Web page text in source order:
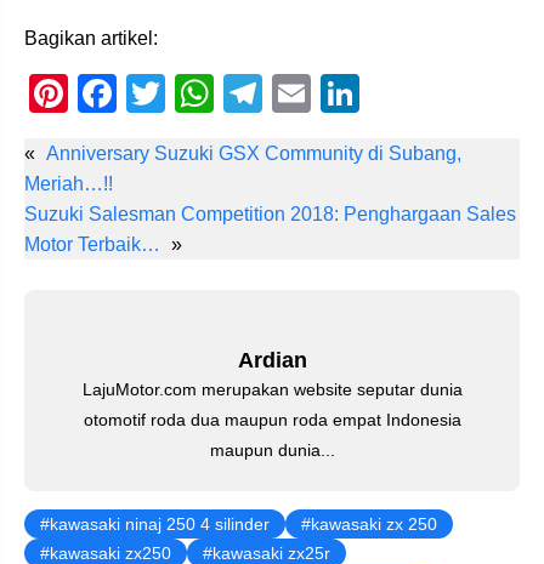
Bagikan artikel:
Pi
er
e
st
F
c
e
b
T
tt
er
W
at
s
T
e
gr
E
ail k
e
« Anniversary Suzuki GSX Community di Subang,
Meriah…!!
Suzuki Salesman Competition 2018: Penghargaan Sales
Motor Terbaik…
»
Ardian
LajuMotor.com merupakan website seputar dunia
otomotif roda dua maupun roda empat Indonesia
maupun dunia...
kawasaki ninaj 250 4 silinder
kawasaki zx 250
kawasaki zx250
kawasaki zx25r